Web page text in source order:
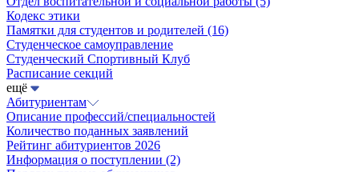
Кодекс этики
Памятки для студентов и родителей (16)
Студенческое самоуправление
Студенческий Спортивный Клуб
Расписание секций
ещё
Абитуриентам
Описание профессий/специальностей
Количество поданных заявлений
Рейтинг абитуриентов 2026
Информация о поступлении (2)